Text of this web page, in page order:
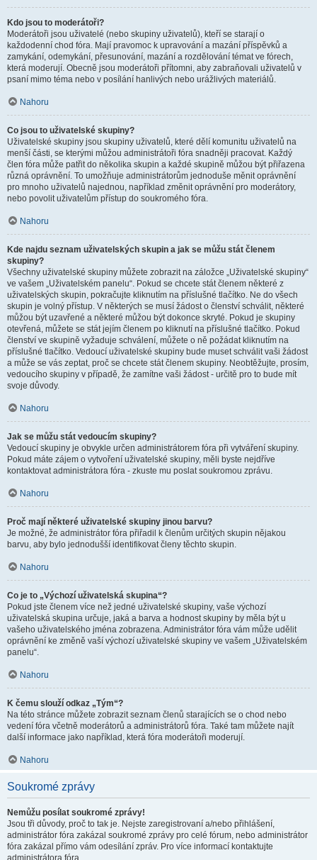
Kdo jsou to moderátoři?
Moderátoři jsou uživatelé (nebo skupiny uživatelů), kteří se starají o
každodenní chod fóra. Mají pravomoc k upravování a mazání příspěvků a
zamykání, odemykání, přesunování, mazání a rozdělování témat ve fórech,
která moderují. Obecně jsou moderátoři přítomni, aby zabraňovali uživatelů v
psaní mimo téma nebo v posílání hanlivých nebo urážlivých materiálů.
Nahoru
Co jsou to uživatelské skupiny?
Uživatelské skupiny jsou skupiny uživatelů, které dělí komunitu uživatelů na
menší části, se kterými můžou administrátoři fóra snadněji pracovat. Každý
člen fóra může patřit do několika skupin a každé skupině můžou být přiřazena
různá oprávnění. To umožňuje administrátorům jednoduše měnit oprávnění
pro mnoho uživatelů najednou, například změnit oprávnění pro moderátory,
nebo povolit uživatelům přístup do soukromého fóra.
Nahoru
Kde najdu seznam uživatelských skupin a jak se můžu stát členem
skupiny?
Všechny uživatelské skupiny můžete zobrazit na záložce „Uživatelské skupiny“
ve vašem „Uživatelském panelu“. Pokud se chcete stát členem některé z
uživatelských skupin, pokračujte kliknutím na příslušné tlačítko. Ne do všech
skupin je volný přístup. V některých se musí žádost o členství schválit, některé
můžou být uzavřené a některé můžou být dokonce skryté. Pokud je skupiny
otevřená, můžete se stát jejím členem po kliknutí na příslušné tlačítko. Pokud
členství ve skupině vyžaduje schválení, můžete o ně požádat kliknutím na
příslušné tlačítko. Vedoucí uživatelské skupiny bude muset schválit vaši žádost
a může se vás zeptat, proč se chcete stát členem skupiny. Neobtěžujte, prosím,
vedoucího skupiny v případě, že zamítne vaši žádost - určitě pro to bude mít
svoje důvody.
Nahoru
Jak se můžu stát vedoucím skupiny?
Vedoucí skupiny je obvykle určen administrátorem fóra při vytváření skupiny.
Pokud máte zájem o vytvoření uživatelské skupiny, měli byste nejdříve
kontaktovat administrátora fóra - zkuste mu poslat soukromou zprávu.
Nahoru
Proč mají některé uživatelské skupiny jinou barvu?
Je možné, že administrátor fóra přiřadil k členům určitých skupin nějakou
barvu, aby bylo jednodušší identifikovat členy těchto skupin.
Nahoru
Co je to „Výchozí uživatelská skupina“?
Pokud jste členem více než jedné uživatelské skupiny, vaše výchozí
uživatelská skupina určuje, jaká a barva a hodnost skupiny by měla být u
vašeho uživatelského jména zobrazena. Administrátor fóra vám může udělit
oprávnění ke změně vaší výchozí uživatelské skupiny ve vašem „Uživatelském
panelu“.
Nahoru
K čemu slouží odkaz „Tým“?
Na této stránce můžete zobrazit seznam členů starajících se o chod nebo
vedení fóra včetně moderátorů a administrátorů fóra. Také tam můžete najít
další informace jako například, která fóra moderátoři moderují.
Nahoru
Soukromé zprávy
Nemůžu posílat soukromé zprávy!
Jsou tři důvody, proč to tak je. Nejste zaregistrovaní a/nebo přihlášení,
administrátor fóra zakázal soukromé zprávy pro celé fórum, nebo administrátor
fóra zakázal přímo vám odesílání zpráv. Pro více informací kontaktujte
administrátora fóra.